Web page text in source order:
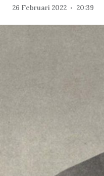
26 Februari 2022 20:39